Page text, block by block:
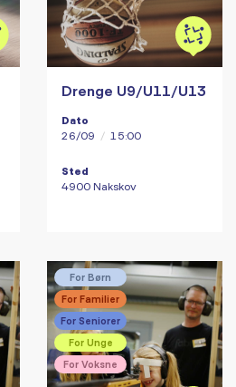
Drenge U9/U11/U13
Dato
26/09 / 15:00
Sted
4900 Nakskov
For Børn
For Familier
For Seniorer
For Unge
For Voksne